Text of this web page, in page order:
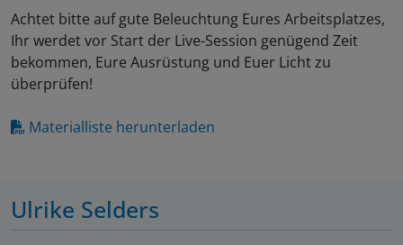
Achtet bitte auf gute Beleuchtung Eures Arbeitsplatzes,
Ihr werdet vor Start der Live-Session genügend Zeit
bekommen, Eure Ausrüstung und Euer Licht zu
überprüfen!
Materialliste herunterladen
Ulrike Selders